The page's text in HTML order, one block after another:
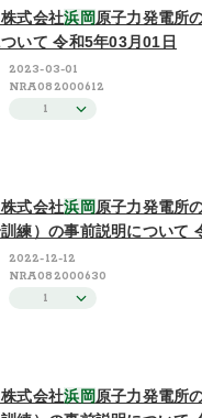
式会社浜岡原子力発電所
いて 令和5年03月01日
2023-03-01
NRA082000612
1
式会社浜岡原子力発電所
練）の事前説明について
2022-12-12
NRA082000630
1
式会社浜岡原子力発電所